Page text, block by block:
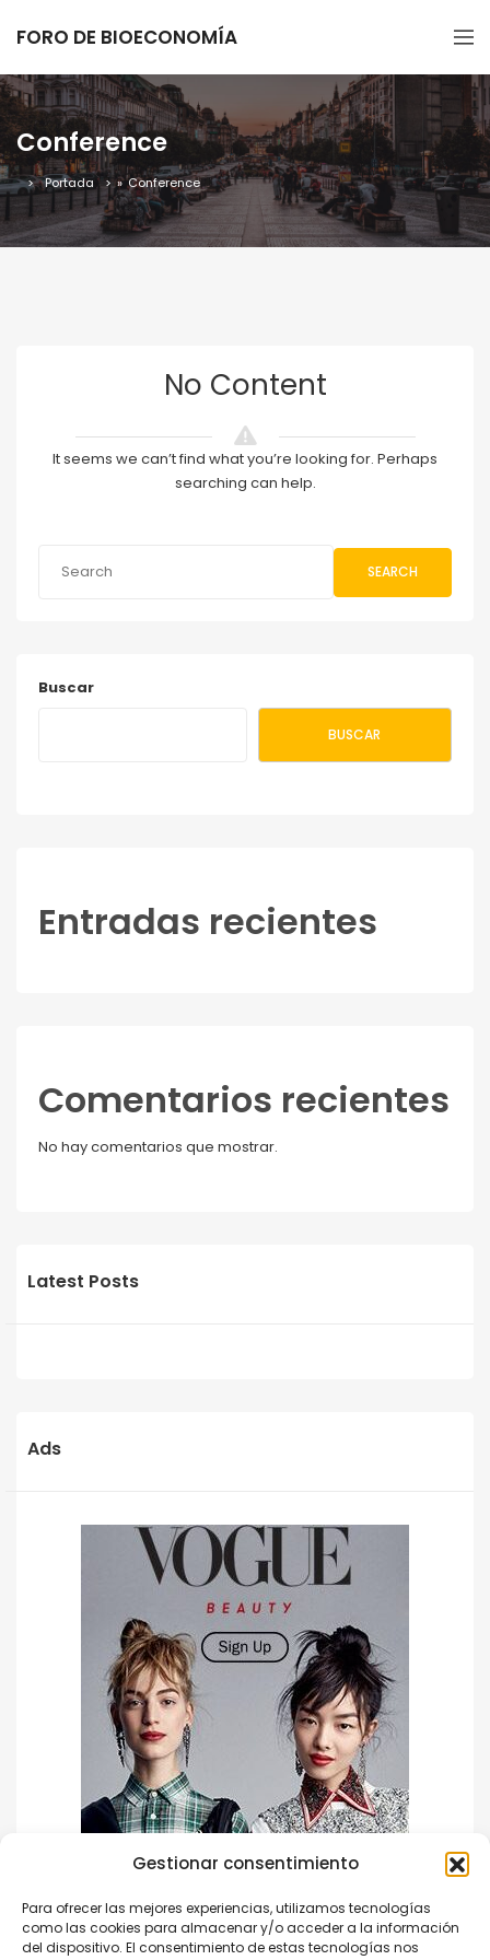
Gestionar consentimiento
Para ofrecer las mejores experiencias, utilizamos tecnologías
como las cookies para almacenar y/o acceder a la información
del dispositivo. El consentimiento de estas tecnologías nos
FORO DE BIOECONOMÍA
Conference
Portada » Conference
No Content
It seems we can’t find what you’re looking for. Perhaps
searching can help.
SEARCH
Buscar
BUSCAR
Entradas recientes
Comentarios recientes
No hay comentarios que mostrar.
Latest Posts
Ads